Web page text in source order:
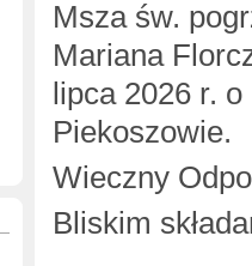
Msza św.
Mariana
lipca 2026 r.
Piekoszowie.
Wieczny
Bliskim